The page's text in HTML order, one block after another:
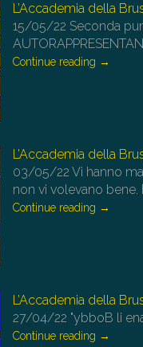
L’Accademia della
15/05/22 Seconda
Continue reading →
L’Accademia della
03/05/22 Vi hanno
non vi volevano bene.
Continue reading →
L’Accademia della
27/04/22 "ybboB li
Continue reading →